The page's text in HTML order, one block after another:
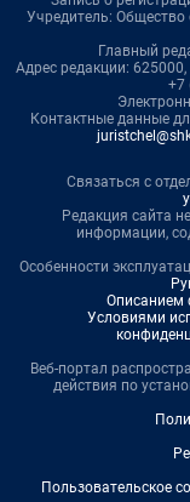
Учредитель:
Главный
Адрес редакции:
+7
Контактные данные
Связаться с
Редакция сайта
информации,
Особенности
Описанием
Условиями
Веб-портал
действия по
Пользовательское